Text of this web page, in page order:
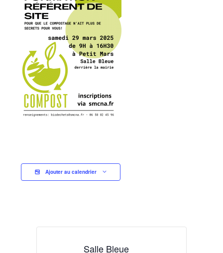
Ajouter au calendrier
Salle Bleue